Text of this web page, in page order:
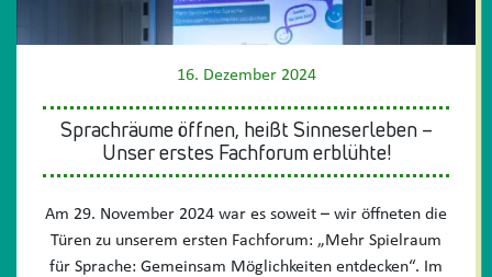
16. Dezember 2024
Sprachräume öffnen, heißt Sinneserleben –
Unser erstes Fachforum erblühte!
Am 29. November 2024 war es soweit – wir öffneten die
Türen zu unserem ersten Fachforum: „Mehr Spielraum
für Sprache: Gemeinsam Möglichkeiten entdecken“. Im